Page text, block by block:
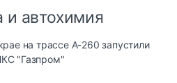
и автохимия
на трассе А-260 запустили
"Газпром"